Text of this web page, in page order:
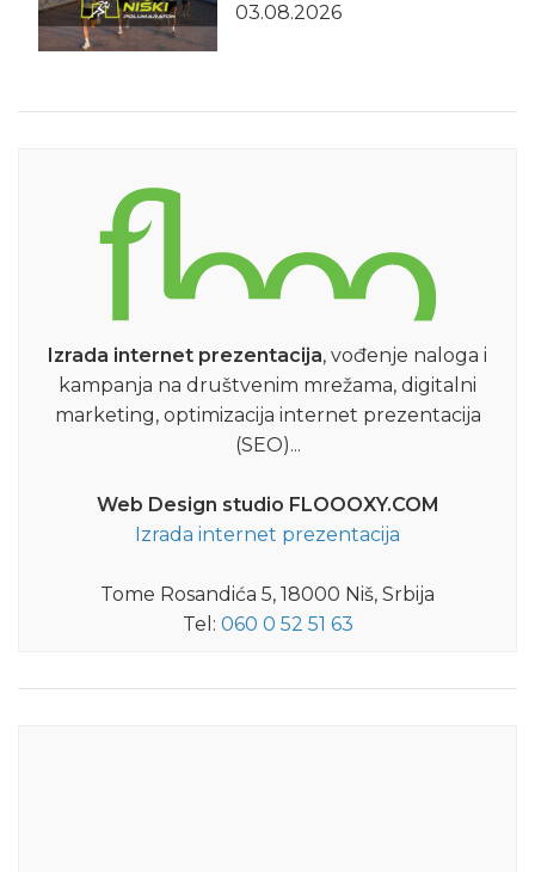
03.08.2026
Izrada internet prezentacija, vođenje naloga i
kampanja na društvenim mrežama, digitalni
marketing, optimizacija internet prezentacija
(SEO)...
Web Design studio FLOOOXY.COM
Izrada internet prezentacija
Tome Rosandića 5, 18000 Niš, Srbija
Tel: 060 0 52 51 63